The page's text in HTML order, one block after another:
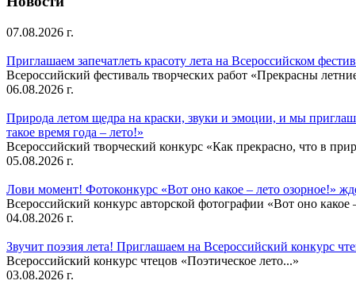
07.08.2026 г.
Приглашаем запечатлеть красоту лета на Всероссийском
Всероссийский фестиваль творческих работ «Прекрасны
06.08.2026 г.
Природа летом щедра на краски, звуки и эмоции, и мы
такое время года – лето!»
Всероссийский творческий конкурс «Как прекрасно, что в
05.08.2026 г.
Лови момент! Фотоконкурс «Вот оно какое – лето озорное!»
Всероссийский конкурс авторской фотографии «Вот оно какое
04.08.2026 г.
Звучит поэзия лета! Приглашаем на Всероссийский конкурс
Всероссийский конкурс чтецов «Поэтическое лето...»
03.08.2026 г.